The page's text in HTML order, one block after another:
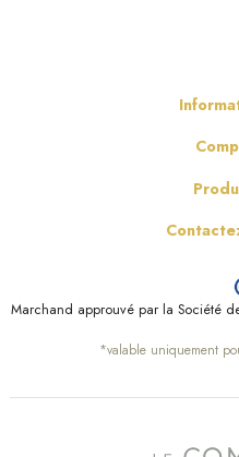
Marchand approuvé par la Société
*valable uniquement